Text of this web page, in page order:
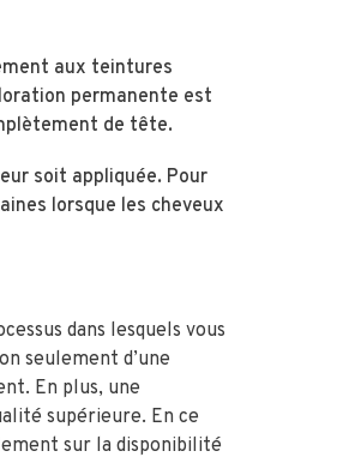
aux teintures
permanente est
de tête.
soit appliquée. Pour
lorsque les cheveux
dans lesquels vous
seulement d’une
En plus, une
supérieure. En ce
sur la disponibilité